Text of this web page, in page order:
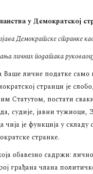
у Демократској
Демократске странке
личних података
личне податке
странци је
Статутом, постати
судије, јавни тужиоци,
је функција у складу
странке.
обавезно садржи:
грађана члана